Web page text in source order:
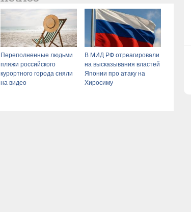
Переполненные людьми
пляжи российского
курортного города сняли
на видео
В МИД РФ отреагировали
на высказывания властей
Японии про атаку на
Хиросиму